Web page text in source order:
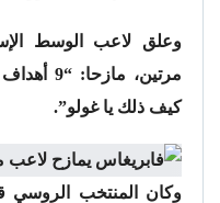
وعلق لاعب الوسط
مرتين،
كيف ذلك يا غولو”.
وكان المنتخب الروسي